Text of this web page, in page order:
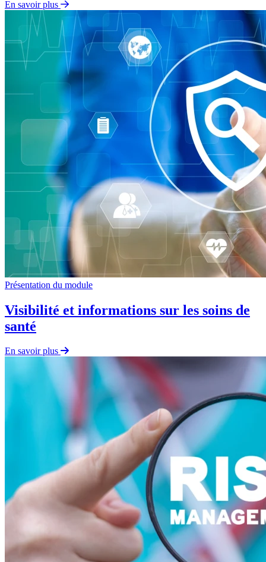
En savoir plus
Présentation du module
Visibilité et informations sur les soins de
santé
En savoir plus